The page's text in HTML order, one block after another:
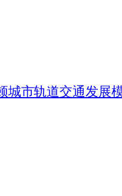
城市轨道交通发展